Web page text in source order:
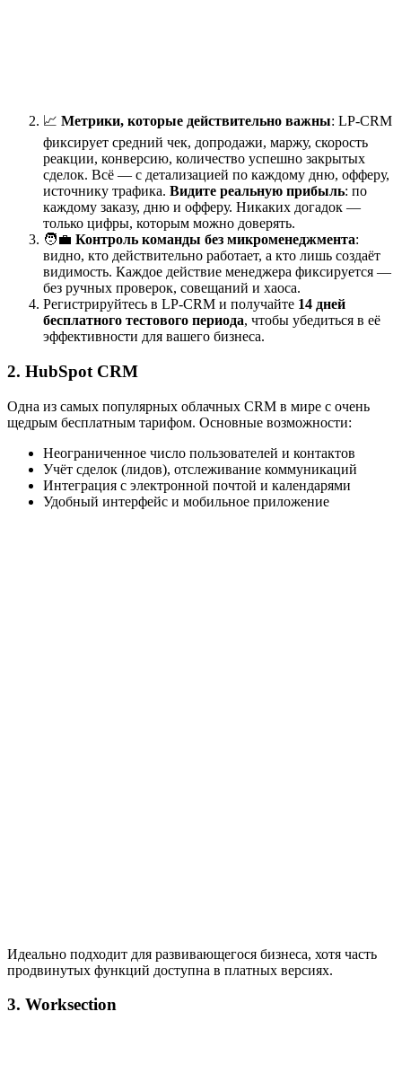
📈 Метрики, которые действительно важны: LP-CRM
фиксирует средний чек, допродажи, маржу, скорость
реакции, конверсию, количество успешно закрытых
сделок. Всё — с детализацией по каждому дню, офферу,
источнику трафика. Видите реальную прибыль: по
каждому заказу, дню и офферу. Никаких догадок —
только цифры, которым можно доверять.
🧑‍💼 Контроль команды без микроменеджмента:
видно, кто действительно работает, а кто лишь создаёт
видимость. Каждое действие менеджера фиксируется —
без ручных проверок, совещаний и хаоса.
Регистрируйтесь в LP-CRM и получайте 14 дней
бесплатного тестового периода, чтобы убедиться в её
эффективности для вашего бизнеса.
2. HubSpot CRM
Одна из самых популярных облачных CRM в мире с очень
щедрым бесплатным тарифом. Основные возможности:
Неограниченное число пользователей и контактов
Учёт сделок (лидов), отслеживание коммуникаций
Интеграция с электронной почтой и календарями
Удобный интерфейс и мобильное приложение
Идеально подходит для развивающегося бизнеса, хотя часть
продвинутых функций доступна в платных версиях.
3. Worksection